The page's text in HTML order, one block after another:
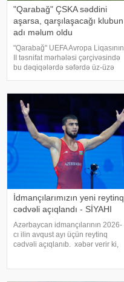
"Qarabağ" ÇSKA səddini
aşarsa, qarşılaşacağı klubun
adı məlum oldu
"Qarabağ" UEFA Avropa Liqasının
II təsnifat mərhələsi çərçivəsində
bu dəqiqələrdə səfərdə üz-üzə
təqdirdə növbəti raundda İsrailin
"Makkabi"
İdmançılarımızın yeni reytinq
cədvəli açıqlandı - SİYAHI
Azərbaycan idmançılarının 2026-
cı ilin avqust ayı üçün reytinq
cədvəli açıqlanıb. xəbər verir ki,